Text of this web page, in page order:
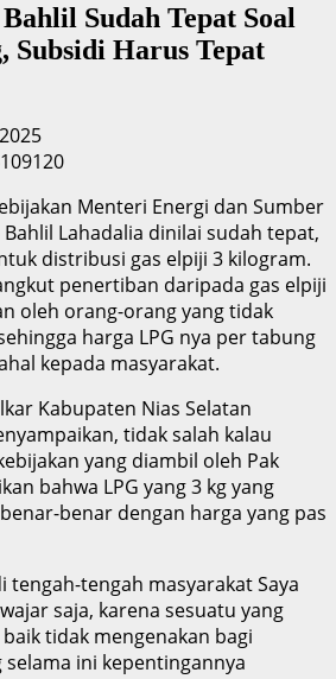
Sudah Tepat Soal
Subsidi Harus Tepat
Menteri Energi dan Sumber
Bahlil Lahadalia dinilai sudah tepat,
distribusi gas elpiji 3 kilogram.
penertiban daripada gas elpiji
oleh orang-orang yang tidak
harga LPG nya per tabung
kepada masyarakat.
Kabupaten Nias Selatan
tidak salah kalau
yang diambil oleh Pak
bahwa LPG yang 3 kg yang
benar dengan harga yang pas
tengah-tengah masyarakat Saya
saja, karena sesuatu yang
tidak mengenakan bagi
ini kepentingannya